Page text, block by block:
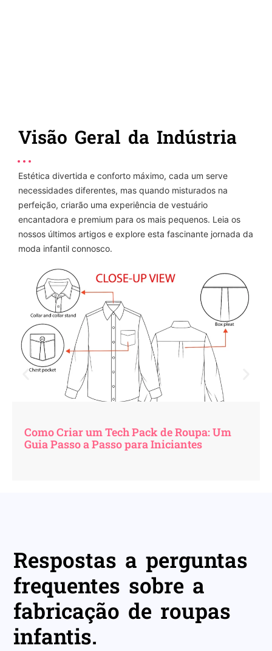
Visão Geral da Indústria
Estética divertida e conforto máximo, cada um serve
necessidades diferentes, mas quando misturados na
perfeição, criarão uma experiência de vestuário
encantadora e premium para os mais pequenos. Leia os
nossos últimos artigos e explore esta fascinante jornada da
moda infantil connosco.
Como Criar um Tech Pack de Roupa: Um
Guia Passo a Passo para Iniciantes
Respostas a perguntas
frequentes sobre a
fabricação de roupas
infantis.